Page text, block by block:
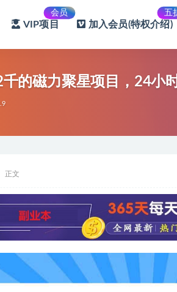
VIP项目
会员
加入会员(特权介绍)
五
千的磁力聚星项目，24
正文